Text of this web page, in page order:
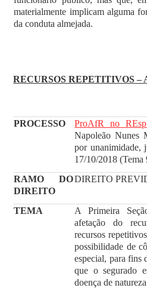
materialmente implicam alguma
da conduta almejada.
RECURSOS REPETITIVOS –
PROCESSO ProAfR no REsp
Napoleão Nunes
por unanimidade,
17/10/2018 (Tema
RAMO DO
DIREITO
DIREITO
TEMA
A Primeira
afetação do
recursos
possibilidade de
especial, para fins
que o segurado
doença de